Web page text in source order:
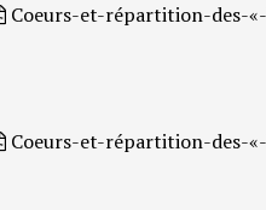
Coeurs-et-répartition-des-
Coeurs-et-répartition-des-